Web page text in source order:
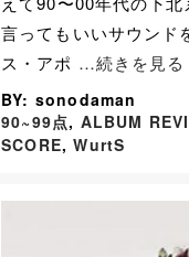
言ってもいいサウンド
ス・アポ …続きを見る
BY: sonodaman
90~99点, ALBUM
SCORE,WurtS